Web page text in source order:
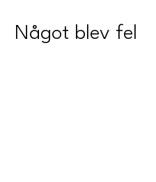
Något blev fel